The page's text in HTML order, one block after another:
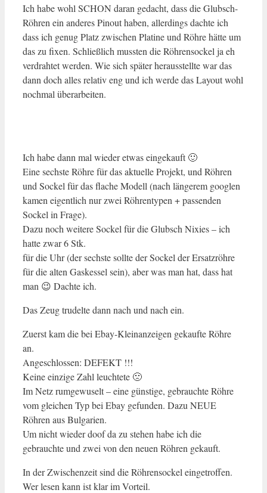
Ich habe wohl SCHON daran gedacht, dass die Glubsch-
Röhren ein anderes Pinout haben, allerdings dachte ich
dass ich genug Platz zwischen Platine und Röhre hätte um
das zu fixen. Schließlich mussten die Röhrensockel ja eh
verdrahtet werden. Wie sich später herausstellte war das
dann doch alles relativ eng und ich werde das Layout wohl
nochmal überarbeiten.
Ich habe dann mal wieder etwas eingekauft 🙂
Eine sechste Röhre für das aktuelle Projekt, und Röhren
und Sockel für das flache Modell (nach längerem googlen
kamen eigentlich nur zwei Röhrentypen + passenden
Sockel in Frage).
Dazu noch weitere Sockel für die Glubsch Nixies – ich
hatte zwar 6 Stk.
für die Uhr (der sechste sollte der Sockel der Ersatzröhre
für die alten Gaskessel sein), aber was man hat, dass hat
man 😉 Dachte ich.
Das Zeug trudelte dann nach und nach ein.
Zuerst kam die bei Ebay-Kleinanzeigen gekaufte Röhre
an.
Angeschlossen: DEFEKT !!!
Keine einzige Zahl leuchtete 🙁
Im Netz rumgewuselt – eine günstige, gebrauchte Röhre
vom gleichen Typ bei Ebay gefunden. Dazu NEUE
Röhren aus Bulgarien.
Um nicht wieder doof da zu stehen habe ich die
gebrauchte und zwei von den neuen Röhren gekauft.
In der Zwischenzeit sind die Röhrensockel eingetroffen.
Wer lesen kann ist klar im Vorteil.